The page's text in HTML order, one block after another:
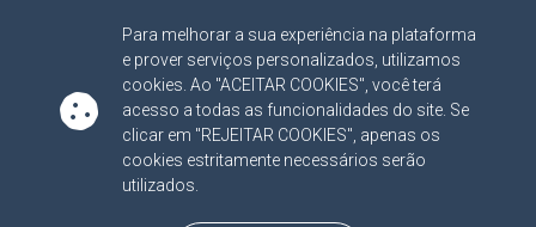
Para melhorar a sua experiência na plataforma
e prover serviços personalizados, utilizamos
cookies. Ao "ACEITAR COOKIES", você terá
acesso a todas as funcionalidades do site. Se
clicar em "REJEITAR COOKIES", apenas os
cookies estritamente necessários serão
utilizados.
CONS.SUBS. LEANDRO LOBO RIBEIRO
PIMENTEL
TC/2802/2019
CONTAS DE GESTÃO 2018